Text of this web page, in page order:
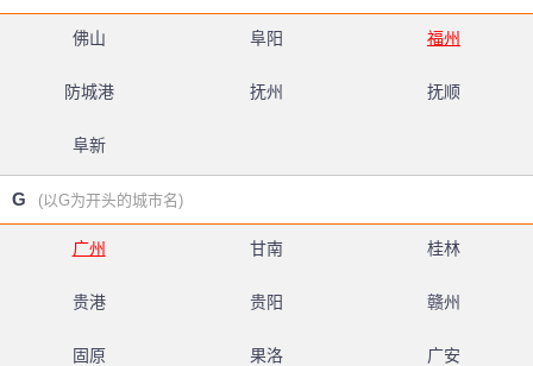
佛山 阜阳 福州
防城港 抚州 抚顺
阜新
G (以G为开头的城市名)
广州 甘南 桂林
贵港 贵阳 赣州
固原 果洛 广安